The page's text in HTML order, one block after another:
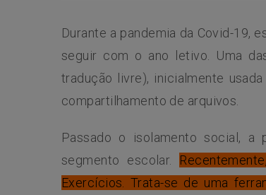
Durante a pandemia da Covid-19,
seguir com o ano letivo. Uma
tradução livre), inicialmente
compartilhamento de arquivos.
Passado o isolamento social, a
segmento escolar.
Exercícios. Trata-se de uma